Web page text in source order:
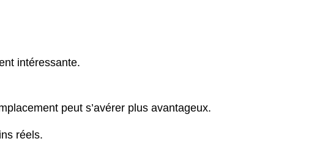
intéressante.
peut s’avérer plus avantageux.
réels.